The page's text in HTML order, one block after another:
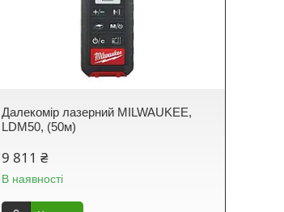
Далекомір лазерний MILWAUKEE,
LDM50, (50м)
9 811 ₴
В наявності